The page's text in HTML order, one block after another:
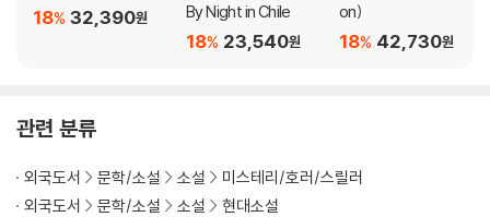
32,390원
18%
By Night in Chile
23,540원
18%
on)
42,730원
18%
관련 분류
외국도서 문학/소설 소설
미스테리/호러/스릴러
외국도서
문학/소설 소설
현대소설